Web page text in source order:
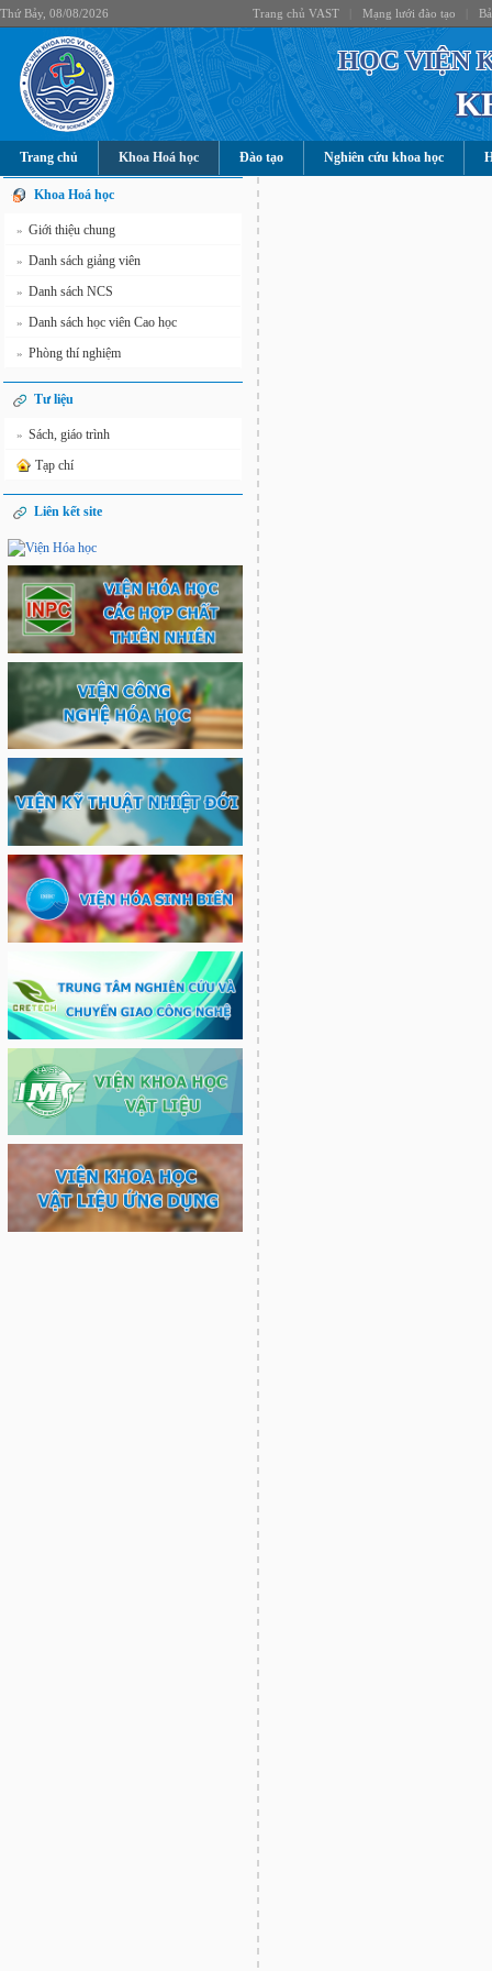
Thứ Bảy, 08/08/2026 Trang chủ VAST Mạng lưới đào tạo
HỌC VIỆN
Trang chủ Khoa Hoá học Đào tạo Nghiên cứu khoa học
Khoa Hoá học
» Giới thiệu chung
» Danh sách giảng viên
» Danh sách NCS
» Danh sách học viên Cao học
» Phòng thí nghiệm
Tư liệu
» Sách, giáo trình
Tạp chí
Liên kết site